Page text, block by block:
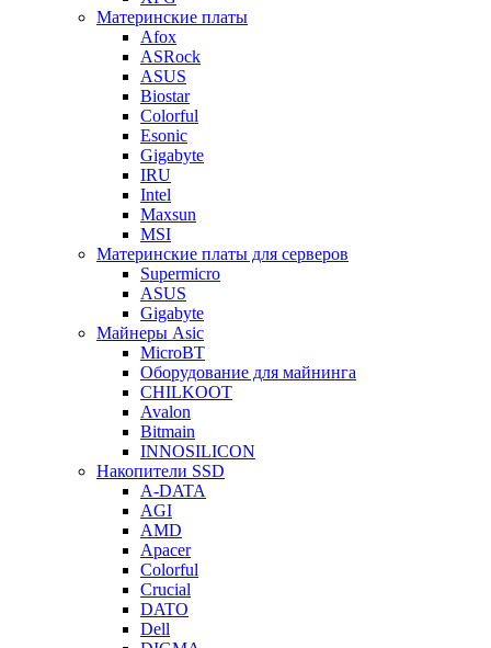
Материнские платы
Afox
ASRock
ASUS
Biostar
Colorful
Esonic
Gigabyte
IRU
Intel
Maxsun
MSI
Материнские платы для серверов
Supermicro
ASUS
Gigabyte
Майнеры Asic
MicroBT
Оборудование для майнинга
CHILKOOT
Avalon
Bitmain
INNOSILICON
Накопители SSD
A-DATA
AGI
AMD
Apacer
Colorful
Crucial
DATO
Dell